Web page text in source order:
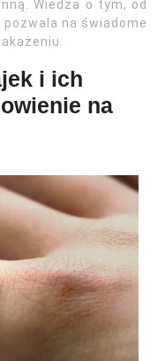
Wiedza o tym, od
na świadome
i ich
na